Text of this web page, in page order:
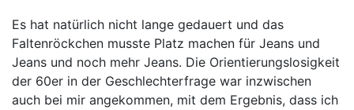
Es hat natürlich nicht lange gedauert und das
Faltenröckchen musste Platz machen für Jeans und
Jeans und noch mehr Jeans. Die Orientierungslosigkeit
der 60er in der Geschlechterfrage war inzwischen
auch bei mir angekommen, mit dem Ergebnis, dass ich